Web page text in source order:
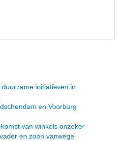
initiatieven in
en Voorburg
van winkels onzeker
en zoon vanwege